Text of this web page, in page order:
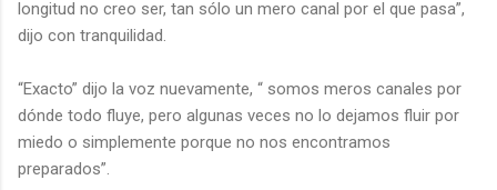
longitud no creo ser, tan sólo un mero canal por el que pasa”,
dijo con tranquilidad.
“Exacto” dijo la voz nuevamente, “ somos meros canales por
dónde todo fluye, pero algunas veces no lo dejamos fluir por
miedo o simplemente porque no nos encontramos
preparados”.